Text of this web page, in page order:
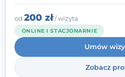
zamierzonych
rozwiązania
identyfikowanie i
oraz mocnych
pracy korzystam
motywacyjnego i
od 200 zł/ wizyta
ONLINE I STACJONARNIE
Umów
Zobacz